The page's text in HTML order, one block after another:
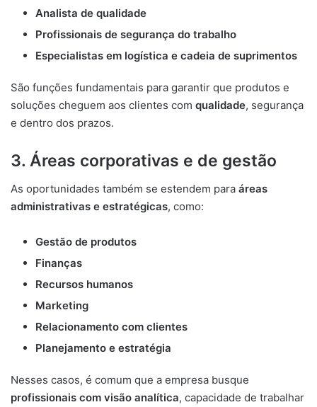
Analista de qualidade
Profissionais de segurança do trabalho
Especialistas em logística e cadeia de suprimentos
São funções fundamentais para garantir que produtos e
soluções cheguem aos clientes com qualidade, segurança
e dentro dos prazos.
3. Áreas corporativas e de gestão
As oportunidades também se estendem para áreas
administrativas e estratégicas, como:
Gestão de produtos
Finanças
Recursos humanos
Marketing
Relacionamento com clientes
Planejamento e estratégia
Nesses casos, é comum que a empresa busque
profissionais com visão analítica, capacidade de trabalhar